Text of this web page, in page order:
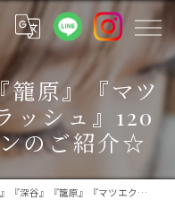
籠原』『マツ
ッシュ』120
のご紹介☆
『籠原』『マツエク』『フラットラッシュ』120本 お客様デザインのご紹介☆